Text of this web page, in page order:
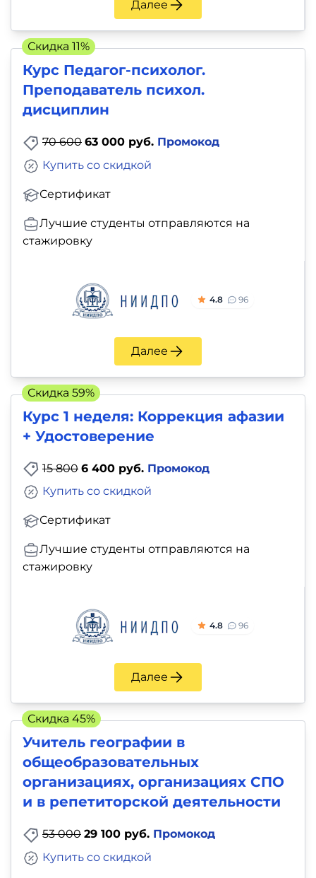
Далее
Курс Педагог-психолог.
Преподаватель психол.
дисциплин
70 600 63 000 руб. Промокод
Сертификат
Купить со скидкой
Лучшие студенты отправляются на
стажировку
4.8 96
Далее
Скидка 11%
Курс 1 неделя: Коррекция афазии
+ Удостоверение
15 800 6 400 руб. Промокод
Сертификат
Купить со скидкой
Лучшие студенты отправляются на
стажировку
4.8 96
Далее
Скидка 59%
Учитель географии в
общеобразовательных
организациях, организациях СПО
и в репетиторской деятельности
53 000 29 100 руб. Промокод
Купить со скидкой
Скидка 45%